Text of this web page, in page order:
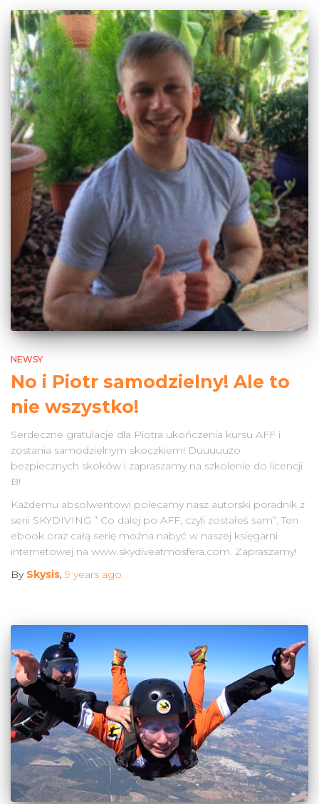
NEWSY
No i Piotr samodzielny! Ale to
nie wszystko!
Serdeczne gratulacje dla Piotra ukończenia kursu AFF i
zostania samodzielnym skoczkiem! Duuuuużo
bezpiecznych skoków i zapraszamy na szkolenie do licencji
B!
Każdemu absolwentowi polecamy nasz autorski poradnik z
serii SKYDIVING ” Co dalej po AFF, czyli zostałeś sam”. Ten
ebook oraz całą serię można nabyć w naszej księgarni
internetowej na www.skydiveatmosfera.com. Zapraszamy!
By Skysis, 9 years ago